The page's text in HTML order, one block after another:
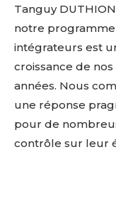
Tanguy
notre
intégrateurs est
croissance de
années. Nous
une réponse
pour de
contrôle sur leur